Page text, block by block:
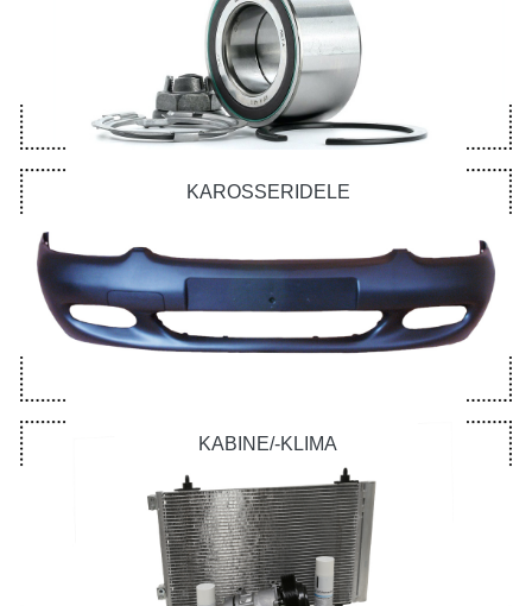
KAROSSERIDELE
KABINE/-KLIMA